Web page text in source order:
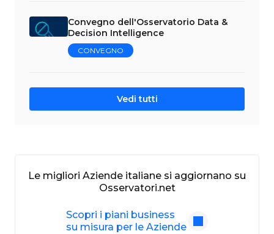
Convegno dell'Osservatorio Data &
Decision Intelligence
CONVEGNO
Vedi tutti
Le migliori Aziende italiane si aggiornano su
Osservatori.net
Scopri i piani business
su misura per le Aziende